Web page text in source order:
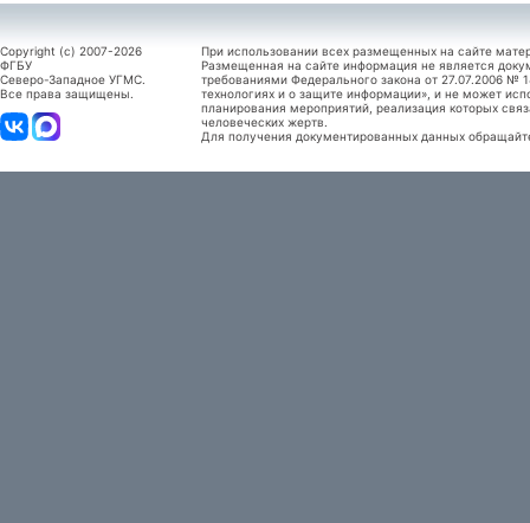
Copyright (c) 2007-2026
ФГБУ
Северо-Западное УГМС.
Все права защищены.
При использовании всех размещенных на сайте
Размещенная на сайте информация не является
требованиями Федерального закона от 27.07.2006
технологиях и о защите информации», и не может
планирования мероприятий, реализация которых
человеческих жертв.
Для получения документированных данных